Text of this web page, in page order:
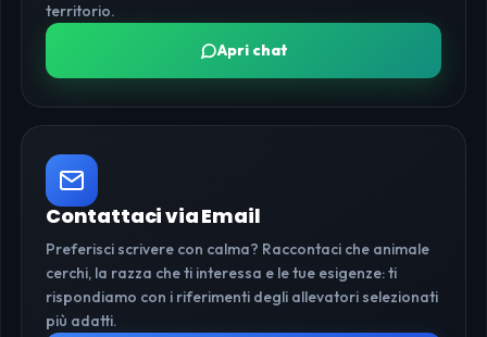
territorio.
Apri chat
Contattaci via Email
Preferisci scrivere con calma? Raccontaci che animale
cerchi, la razza che ti interessa e le tue esigenze: ti
rispondiamo con i riferimenti degli allevatori selezionati
più adatti.